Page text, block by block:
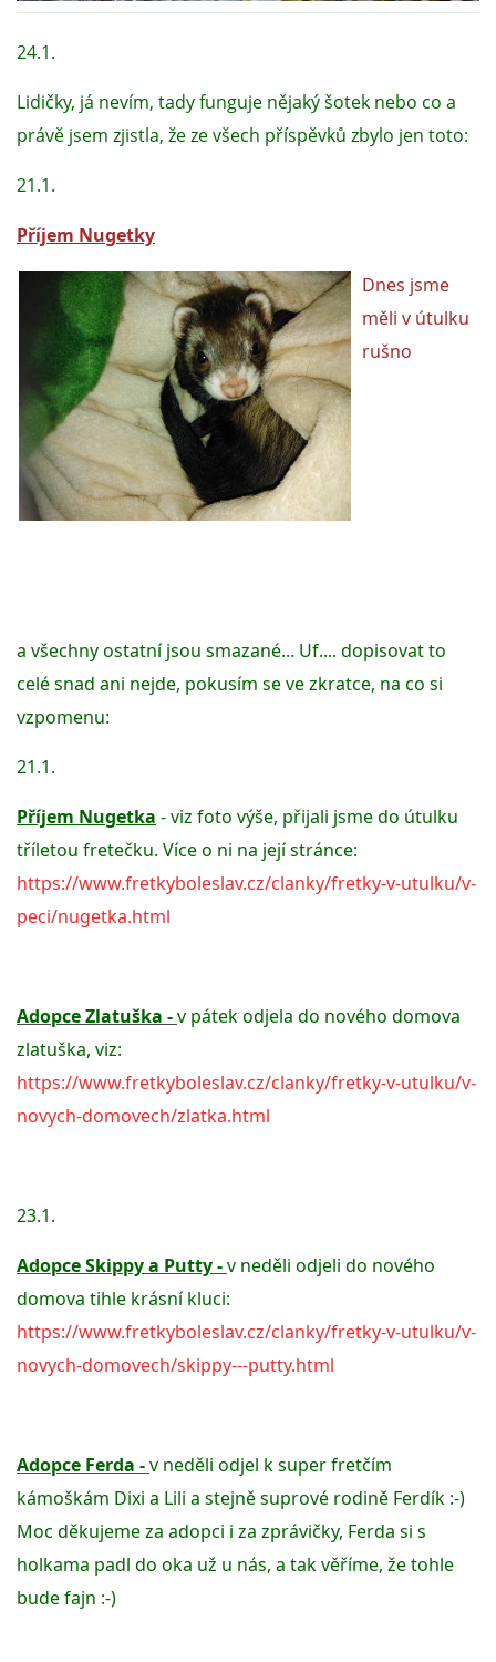
PODMÍNKY PŘEVZETÍ FRETKY.
O FRETCE
PÉČE O FRETKU
CHCI SI POŘÍDIT FRETKU
VÝCHOVA FRETKY
CESTOVÁNÍ S FRETKOU
KASTRACE
E - S H O P
HISTORIE 2022
VÝROČNÍ ZPRÁVY
KONTAKT
NAPSALI O NÁS
NATÁČENÍ V TELEVIZI
AKCE
24.1.
Lidičky, já nevím, tady funguje nějaký šotek nebo co a
právě jsem zjistla, že ze všech příspěvků zbylo jen toto:
21.1.
Příjem Nugetky
Dnes jsme
měli v útulku
rušno
a všechny ostatní jsou smazané... Uf.... dopisovat to
celé snad ani nejde, pokusím se ve zkratce, na co si
vzpomenu:
21.1.
Příjem Nugetka - viz foto výše, přijali jsme do útulku
tříletou fretečku. Více o ni na její stránce:
https://www.fretkyboleslav.cz/clanky/fretky-v-utulku/v-
peci/nugetka.html
Adopce Zlatuška - v pátek odjela do nového domova
zlatuška, viz:
https://www.fretkyboleslav.cz/clanky/fretky-v-utulku/v-
novych-domovech/zlatka.html
23.1.
Adopce Skippy a Putty - v neděli odjeli do nového
domova tihle krásní kluci:
https://www.fretkyboleslav.cz/clanky/fretky-v-utulku/v-
novych-domovech/skippy---putty.html
Adopce Ferda - v neděli odjel k super fretčím
kámoškám Dixi a Lili a stejně suprové rodině Ferdík :-)
Moc děkujeme za adopci i za zprávičky, Ferda si s
holkama padl do oka už u nás, a tak věříme, že tohle
bude fajn :-)